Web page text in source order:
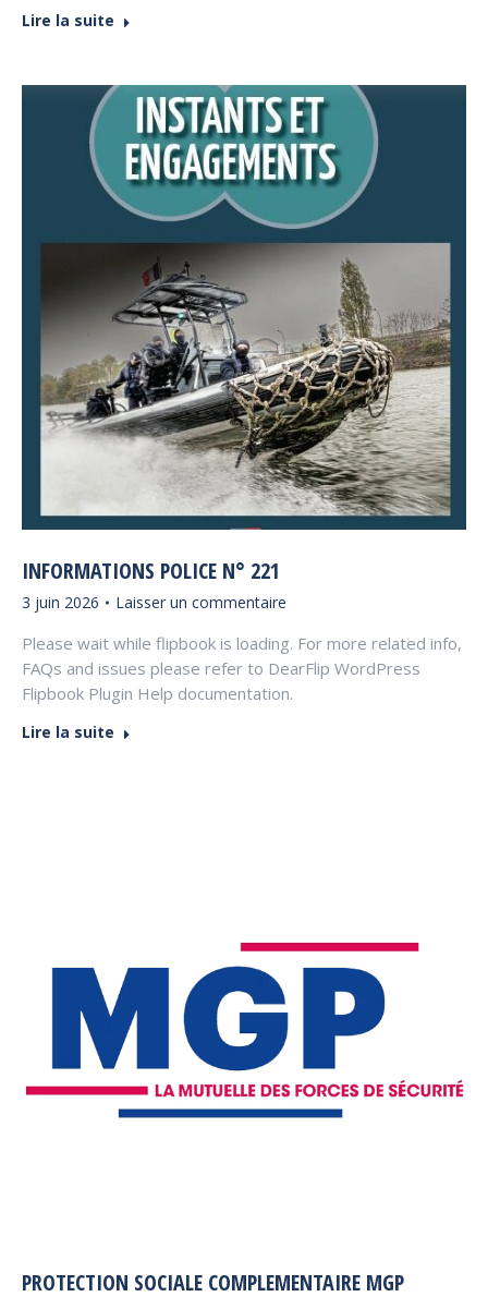
Lire la suite
INFORMATIONS POLICE N° 221
3 juin 2026 Laisser un commentaire
Please wait while flipbook is loading. For more related info,
FAQs and issues please refer to DearFlip WordPress
Flipbook Plugin Help documentation.
Lire la suite
PROTECTION SOCIALE COMPLEMENTAIRE MGP